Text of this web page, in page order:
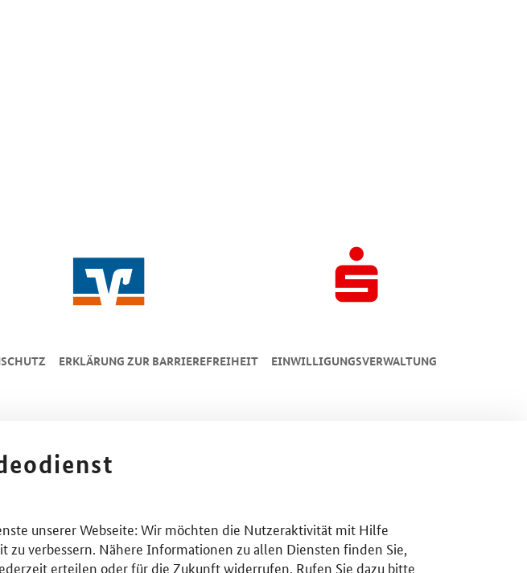
ERKLÄRUNG ZUR BARRIEREFREIHEIT EINWILLIGUNGSVERWALTUNG
unserer Webseite: Wir möchten die Nutzeraktivität mit Hilfe
verbessern. Nähere Informationen zu allen Diensten finden Sie,
erteilen oder für die Zukunft widerrufen. Rufen Sie dazu bitte